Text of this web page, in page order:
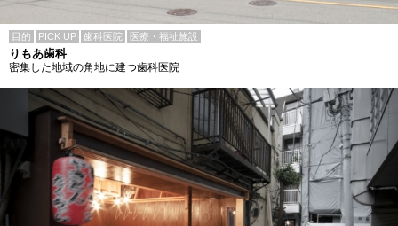
目的 PICK UP 歯科医院 医療・福祉施設
りもあ歯科
密集した地域の角地に建つ歯科医院